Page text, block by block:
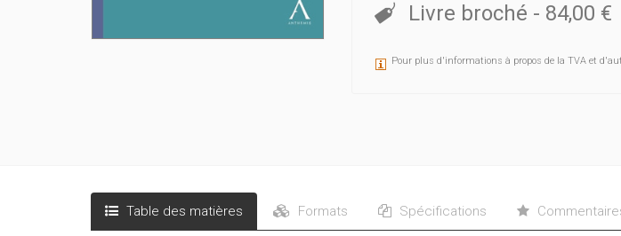
Livre broché - 84,00 €
Pour plus d'informations à propos de la TVA et
Table des matières Formats Spécifications